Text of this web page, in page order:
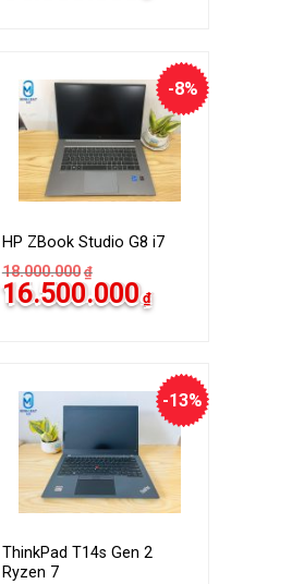
-8%
HP ZBook Studio G8 i7
18.000.000 ₫
16.500.000 ₫
-13%
ThinkPad T14s Gen 2
Ryzen 7